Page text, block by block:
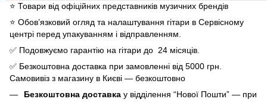
⭐️ Товари від офіційних представників музичних брендів
⭐️ Обов’язковий огляд та налаштування гітари в Сервісному
центрі перед упакуванням і відправленням.
✅ Подовжуємо гарантію на гітари до 24 місяців.
✅ Безкоштовна доставка при замовленні від 5000 грн.
Самовивіз з магазину в Києві — безкоштовно
Безкоштовна доставка у відділення “Нової Пошти” — при